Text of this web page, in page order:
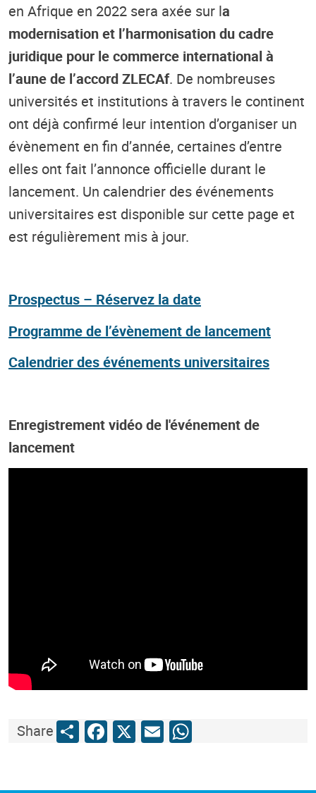
en Afrique en 2022 sera axée sur la
modernisation et l’harmonisation du cadre
juridique pour le commerce international à
l’aune de l’accord ZLECAf. De nombreuses
universités et institutions à travers le continent
ont déjà confirmé leur intention d’organiser un
évènement en fin d’année, certaines d’entre
elles ont fait l’annonce officielle durant le
lancement. Un calendrier des événements
universitaires est disponible sur cette page et
est régulièrement mis à jour.
Prospectus – Réservez la date
Programme de l’évènement de lancement
Calendrier des événements universitaires
Enregistrement vidéo de l'événement de
lancement
ShareShareFacebook
X EmailWhatsApp